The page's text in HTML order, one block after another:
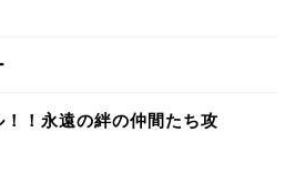
！永遠の絆の仲間たち攻